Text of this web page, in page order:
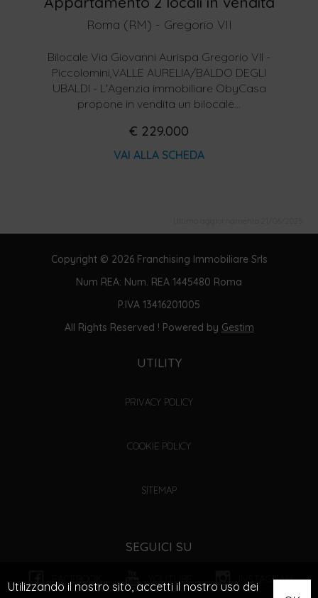
Roma (RM) - Gregorio VII
Bilocale Via Giovanni Aurispa Gregorio VII -
Piccolomini,VALLE AURELIA/BALDO DEGLI
UBALDI - L'Agenzia immobiliare ObyCasa
propone in vendita un bilocale...
€ 229.000
VAI ALLA SCHEDA
Copyright © 2026 Franchising Immobiliare Srls
Num REA: Num. REA 1445480 Roma
P.IVA 13416201005
All Rights Reserved ! Powered by Gestim
UTILITY
PRIVACY POLICY
COOKIE POLICY
SITEMAP
SEGUICI SU
FACEBOOK YOUTUBE INSTAGRAM
Utilizzando il nostro sito, accetti il nostro uso dei